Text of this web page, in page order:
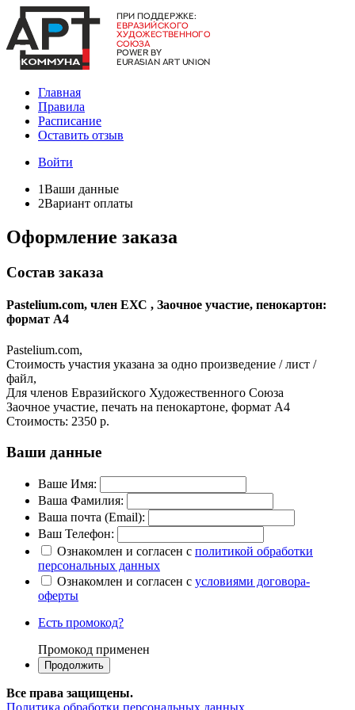
Главная
Правила
Расписание
Оставить отзыв
Войти
1Ваши данные
2Вариант оплаты
Оформление заказа
Состав заказа
Pastelium.com, член ЕХС , Заочное участие, пенокартон:
формат А4
Pastelium.com,
Стоимость участия указана за одно произведение / лист /
файл,
Для членов Евразийского Художественного Союза
Заочное участие, печать на пенокартоне, формат А4
Стоимость: 2350 р.
Ваши данные
Ваше Имя:
Ваша Фамилия:
Ваша почта (Email):
Ваш Телефон:
Ознакомлен и согласен с политикой обработки
персональных данных
Ознакомлен и согласен с условиями договора-
оферты
Есть промокод?
Промокод применен
Все права защищены.
Политика обработки персональных данных